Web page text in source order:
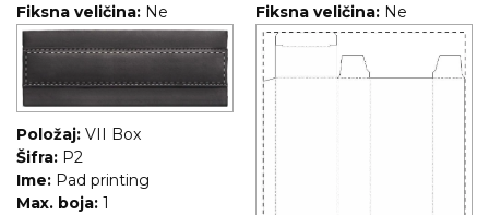
Fiksna veličina: Ne
Fiksna veličina: Ne
Položaj: VII Box
Šifra: P2
Ime: Pad printing
Max. boja: 1